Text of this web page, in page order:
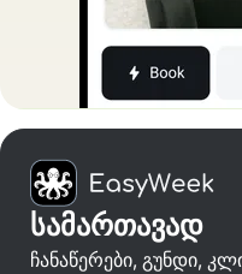
სამართავად
ჩანაწერები, გუნდი,